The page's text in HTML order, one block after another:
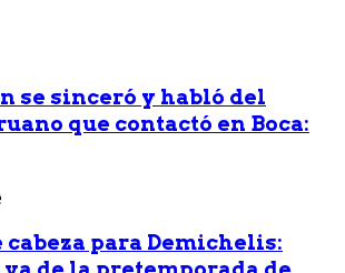
se sinceró y habló del
que contactó en Boca:
cabeza para Demichelis: